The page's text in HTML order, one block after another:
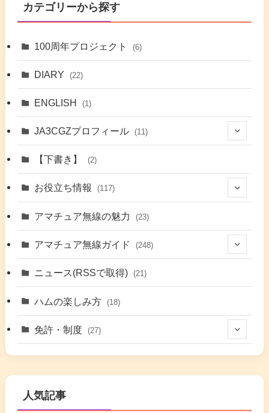
カテゴリーから探す
100周年プロジェクト (6)
DIARY (22)
ENGLISH (1)
JA3CGZプロフィール (11)
(7)
【下書き】 (2)
お役立ち情報 (117)
(48)
(9)
(17)
(6)
アマチュア無線の魅力 (23)
アマチュア無線ガイド (248)
(42)
(5)
(1)
(41)
(7) (7)
(16)
(63)
ニュース(RSSで取得) (21)
ハムの楽しみ方 (18)
免許・制度 (27)
(5)
(4)
人気記事